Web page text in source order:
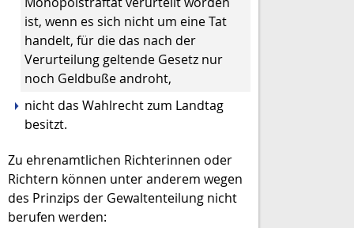
ist, wenn es sich nicht um eine Tat
handelt, für die das nach der
Verurteilung geltende Gesetz nur
noch Geldbuße androht,
nicht das Wahlrecht zum Landtag
besitzt.
Zu ehrenamtlichen Richterinnen oder
Richtern können unter anderem wegen
des Prinzips der Gewaltenteilung nicht
berufen werden: